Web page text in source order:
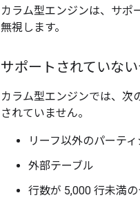
カラム型エンジンは、サポ
無視します。
サポートされていな
カラム型エンジンでは、次
されていません。
リーフ以外のパーテ
外部テーブル
行数が 5,000 行未満